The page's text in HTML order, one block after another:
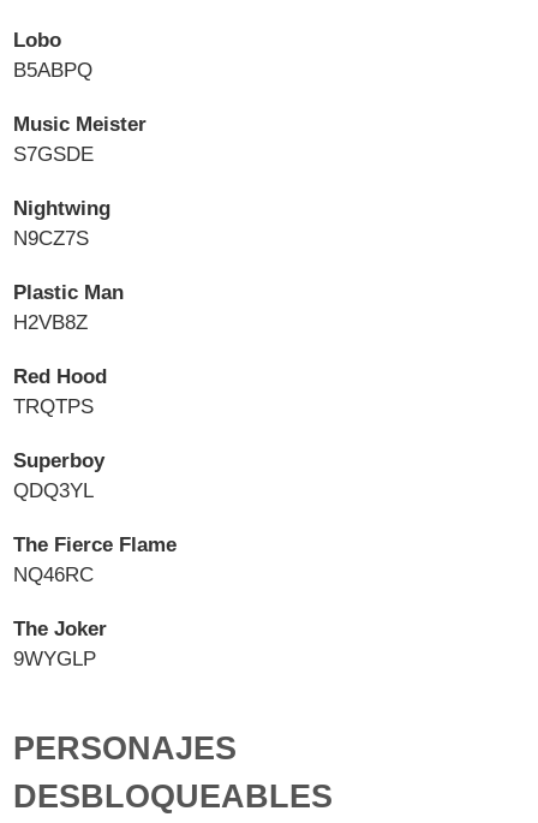
Lobo
B5ABPQ
Music Meister
S7GSDE
Nightwing
N9CZ7S
Plastic Man
H2VB8Z
Red Hood
TRQTPS
Superboy
QDQ3YL
The Fierce Flame
NQ46RC
The Joker
9WYGLP
PERSONAJES
DESBLOQUEABLES